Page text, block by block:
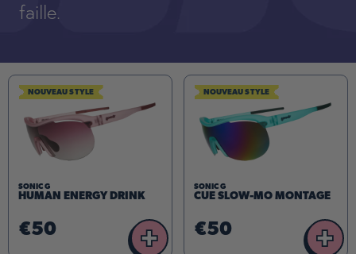
faille.
NOUVEAU STYLE
SONIC G
HUMAN ENERGY DRINK
€50 +
NOUVEAU STYLE
SONIC G
CUE SLOW-MO MONTAGE
€50 +